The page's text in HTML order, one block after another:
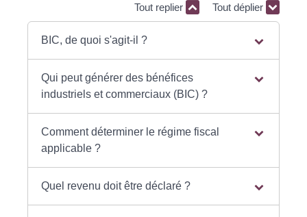
Tout replier Tout déplier
BIC, de quoi s'agit-il ?
Qui peut générer des bénéfices
industriels et commerciaux (BIC) ?
Comment déterminer le régime fiscal
applicable ?
Quel revenu doit être déclaré ?